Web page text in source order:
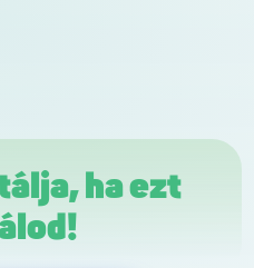
ha ezt